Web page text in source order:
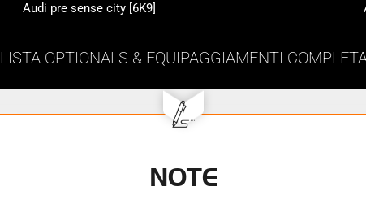
Audi pre sense city [6K9]
LISTAOPTIONALS & EQUIPAGGIAMENTI
NOTE